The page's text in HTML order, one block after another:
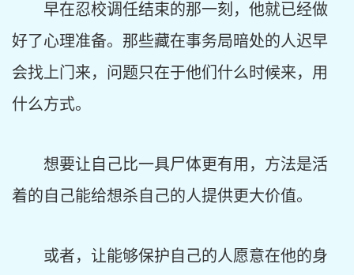
早在忍校调任结束的那一刻，他就已经做
好了心理准备。那些藏在事务局暗处的人迟早
会找上门来，问题只在于他们什么时候来，用
什么方式。
想要让自己比一具尸体更有用，方法是活
着的自己能给想杀自己的人提供更大价值。
或者，让能够保护自己的人愿意在他的身